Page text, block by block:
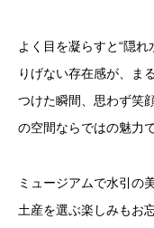
よく目を凝らすと“隠
りげない存在感が、ま
つけた瞬間、思わず笑
の空間ならではの魅力で
ミュージアムで水引の
土産を選ぶ楽しみもお